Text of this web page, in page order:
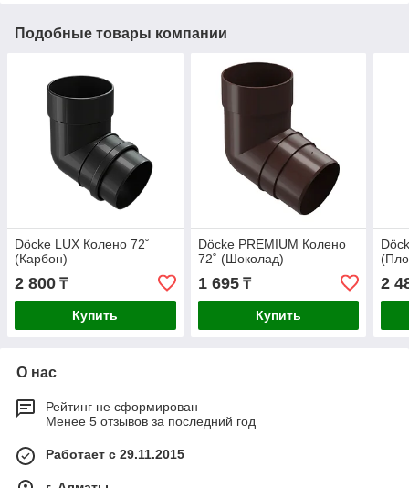
Подобные товары компании
Döcke LUX Колено 72˚
(Карбон)
2 800 ₸
Купить
Döcke PREMIUM Колено
72˚ (Шоколад)
1 695₸
Купить
2
О нас
Рейтинг не сформирован
Менее 5 отзывов за последний год
Работает с 29.11.2015